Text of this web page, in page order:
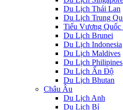
Du Lịch Thái Lan
Du Lịch Trung
Tiểu Vương Quốc
Du Lịch Brunei
Du Lịch Indonesia
Du Lịch Maldives
Du Lịch Philipines
Du Lịch Ấn Độ
Du Lịch Bhutan
Châu Âu
Du Lịch Anh
Du Lịch Bỉ